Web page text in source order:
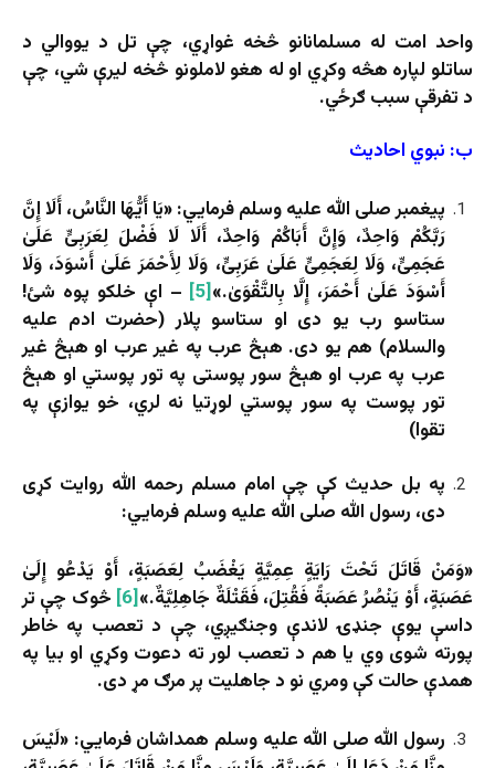
واحد امت له مسلمانانو څخه غواړي، چې تل د یووالي د
ساتلو لپاره هڅه وکړي او له هغو لاملونو څخه لیرې شي، چې
د تفرقې سبب ګرځي.
ب: نبوي احادیث
پیغمبر صلی الله علیه وسلم فرمايي: «یَا أَیُّهَا النَّاسُ، أَلَا إِنَّ
رَبَّكُمْ وَاحِدٌ، وَإِنَّ أَبَاكُمْ وَاحِدٌ، أَلَا لَا فَضْلَ لِعَرَبِیٍّ عَلَىٰ
عَجَمِیٍّ، وَلَا لِعَجَمِیٍّ عَلَىٰ عَرَبِیٍّ، وَلَا لِأَحْمَرَ عَلَىٰ أَسْوَدَ، وَلَا
أَسْوَدَ عَلَىٰ أَحْمَرَ، إِلَّا بِالتَّقْوَىٰ.»[5]
– اې خلکو پوه شئ!
ستاسو رب یو دی او ستاسو پلار (حضرت ادم علیه
والسلام) هم یو دی. هېڅ عرب په غیر عرب او هېڅ غیر
عرب په عرب او هېڅ سور پوستی په تور پوستي او هېڅ
تور پوست په سور پوستي لوړتیا نه لري، خو یوازې په
تقوا)
په بل حدیث کې چې امام مسلم رحمه الله روایت کړی
دی، رسول الله صلی الله علیه وسلم فرمايي:
«وَمَنْ قَاتَلَ تَحْتَ رَایَةٍ عِمِیَّةٍ یَغْضَبُ لِعَصَبَةٍ، أَوْ یَدْعُو إِلَىٰ
عَصَبَةٍ، أَوْ یَنْصُرُ عَصَبَةً فَقُتِلَ، فَقَتْلَةٌ جَاهِلِیَّةٌ.»[6]
څوک چې تر
داسې یوې جنډۍ لاندې وجنګیږي، چې د تعصب په خاطر
پورته شوی وي یا هم د تعصب لور ته دعوت وکړي او بیا په
همدې حالت کې ومري نو د جاهلیت پر مرګ مړ دی.
رسول الله صلی الله علیه وسلم همداشان فرمايي: «لَیْسَ